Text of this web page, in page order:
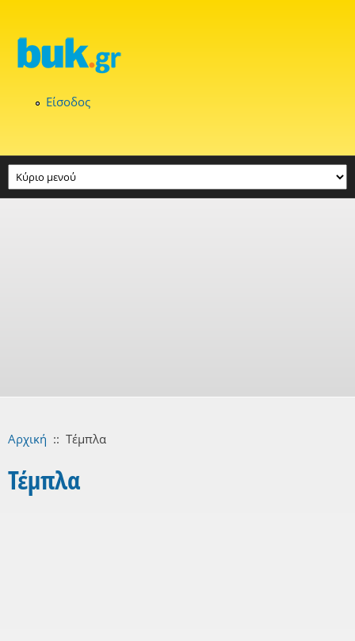
Είσοδος
Αρχική :: Τέμπλα
Τέμπλα